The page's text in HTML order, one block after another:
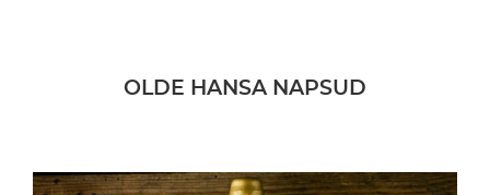
OLDE HANSA NAPSUD